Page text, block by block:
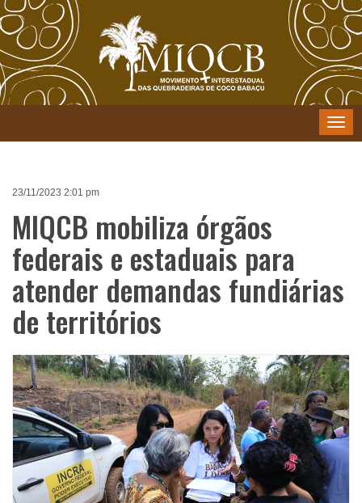
Menu
23/11/2023 2:01 pm
MIQCB mobiliza órgãos
federais e estaduais para
atender demandas fundiárias
de territórios